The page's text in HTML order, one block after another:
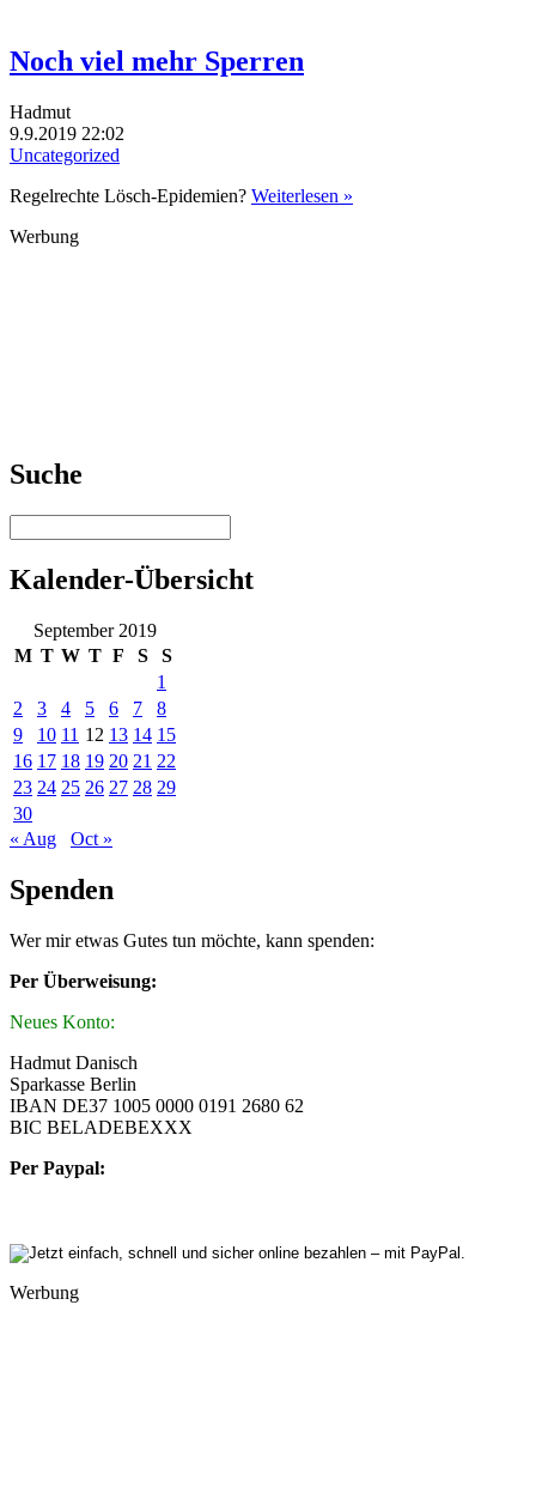
Noch viel mehr Sperren
Hadmut
9.9.2019 22:02
Uncategorized
Regelrechte Lösch-Epidemien? Weiterlesen »
Werbung
Suche
Kalender-Übersicht
September 2019
M T W T F S
S
1
2
3 4 5 6 7
8
9
10 11 12 13 14 15
16 17 18 19 20 21 22
23 24 25 26 27 28 29
30
« Aug
Oct »
Spenden
Wer mir etwas Gutes tun möchte, kann spenden:
Per Überweisung:
Neues Konto:
Hadmut Danisch
Sparkasse Berlin
IBAN DE37 1005 0000 0191 2680 62
BIC BELADEBEXXX
Per Paypal:
Werbung